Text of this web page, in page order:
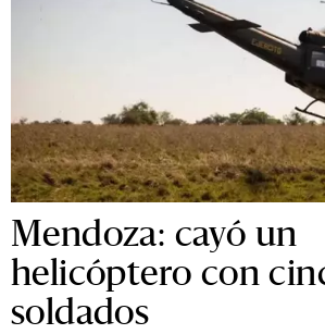
Mendoza: cayó un
helicóptero con
soldados